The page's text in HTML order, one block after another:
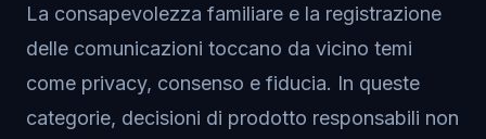
La consapevolezza familiare e la registrazione
delle comunicazioni toccano da vicino temi
come privacy, consenso e fiducia. In queste
categorie, decisioni di prodotto responsabili non